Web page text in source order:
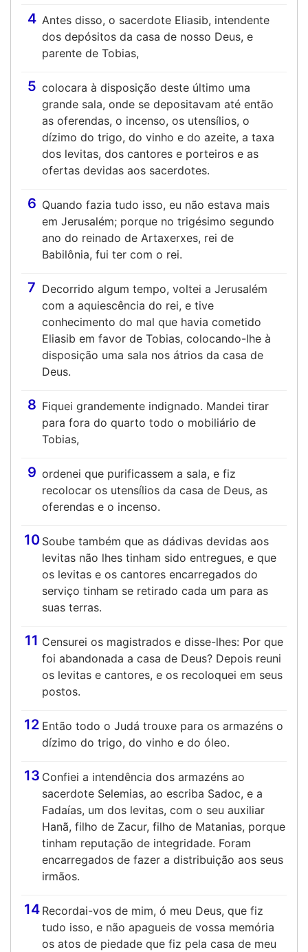
4 Antes disso, o sacerdote Eliasib, intendente
dos depósitos da casa de nosso Deus, e
parente de Tobias,
5 colocara à disposição deste último uma
grande sala, onde se depositavam até então
as oferendas, o incenso, os utensílios, o
dízimo do trigo, do vinho e do azeite, a taxa
dos levitas, dos cantores e porteiros e as
ofertas devidas aos sacerdotes.
6 Quando fazia tudo isso, eu não estava mais
em Jerusalém; porque no trigésimo segundo
ano do reinado de Artaxerxes, rei de
Babilônia, fui ter com o rei.
7 Decorrido algum tempo, voltei a Jerusalém
com a aquiescência do rei, e tive
conhecimento do mal que havia cometido
Eliasib em favor de Tobias, colocando-lhe à
disposição uma sala nos átrios da casa de
Deus.
8 Fiquei grandemente indignado. Mandei tirar
para fora do quarto todo o mobiliário de
Tobias,
9 ordenei que purificassem a sala, e fiz
recolocar os utensílios da casa de Deus, as
oferendas e o incenso.
10 Soube também que as dádivas devidas aos
levitas não lhes tinham sido entregues, e que
os levitas e os cantores encarregados do
serviço tinham se retirado cada um para as
suas terras.
11 Censurei os magistrados e disse-lhes: Por que
foi abandonada a casa de Deus? Depois reuni
os levitas e cantores, e os recoloquei em seus
postos.
12 Então todo o Judá trouxe para os armazéns o
dízimo do trigo, do vinho e do óleo.
13 Confiei a intendência dos armazéns ao
sacerdote Selemias, ao escriba Sadoc, e a
Fadaías, um dos levitas, com o seu auxiliar
Hanã, filho de Zacur, filho de Matanias, porque
tinham reputação de integridade. Foram
encarregados de fazer a distribuição aos seus
irmãos.
14 Recordai-vos de mim, ó meu Deus, que fiz
tudo isso, e não apagueis de vossa memória
os atos de piedade que fiz pela casa de meu